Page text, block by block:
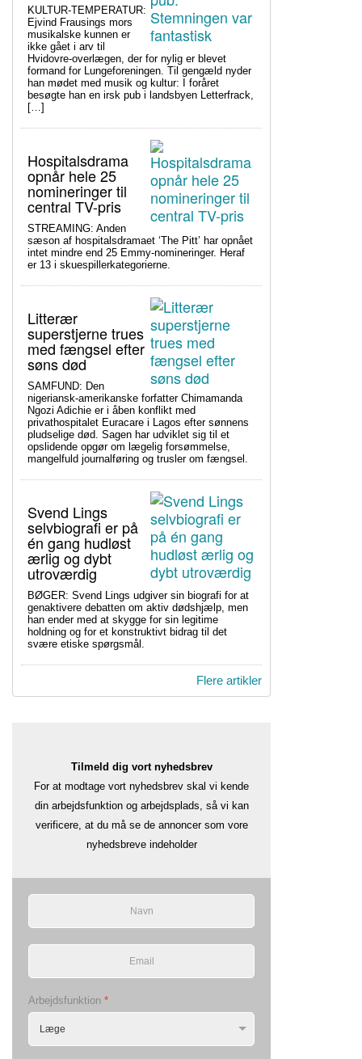
KULTUR-TEMPERATUR:
Ejvind Frausings mors
musikalske kunnen er
ikke gået i arv til
Hvidovre-overlægen, der for nylig er blevet
formand for Lungeforeningen. Til gengæld nyder
han mødet med musik og kultur: I foråret
besøgte han en irsk pub i landsbyen Letterfrack,
[…]
Hospitalsdrama
opnår hele 25
nomineringer til
central TV-pris
STREAMING: Anden
sæson af hospitalsdramaet ‘The Pitt’ har opnået
intet mindre end 25 Emmy-nomineringer. Heraf
er 13 i skuespillerkategorierne.
Litterær
superstjerne trues
med fængsel efter
søns død
SAMFUND: Den
nigeriansk-amerikanske forfatter Chimamanda
Ngozi Adichie er i åben konflikt med
privathospitalet Euracare i Lagos efter sønnens
pludselige død. Sagen har udviklet sig til et
opslidende opgør om lægelig forsømmelse,
mangelfuld journalføring og trusler om fængsel.
Svend Lings
selvbiografi er på
én gang hudløst
ærlig og dybt
utroværdig
BØGER: Svend Lings udgiver sin biografi for at
genaktivere debatten om aktiv dødshjælp, men
han ender med at skygge for sin legitime
holdning og for et konstruktivt bidrag til det
svære etiske spørgsmål.
Flere artikler
Tilmeld dig vort nyhedsbrev
For at modtage vort nyhedsbrev skal vi kende
din arbejdsfunktion og arbejdsplads, så vi kan
verificere, at du må se de annoncer som vore
nyhedsbreve indeholder
Arbejdsfunktion *